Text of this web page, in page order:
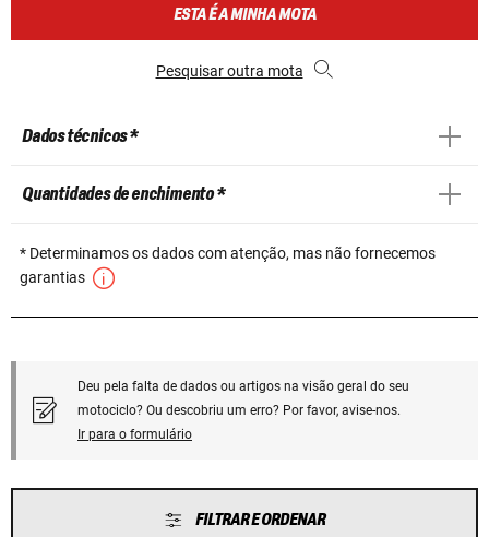
ESTA É A MINHA MOTA
Pesquisar outra mota
Dados técnicos *
Quantidades de enchimento *
* Determinamos os dados com atenção, mas não fornecemos
garantias
Deu pela falta de dados ou artigos na visão geral do seu
motociclo? Ou descobriu um erro? Por favor, avise-nos.
Ir para o formulário
FILTRAR E ORDENAR